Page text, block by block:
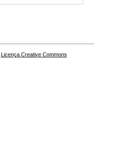
Licença Creative Commons